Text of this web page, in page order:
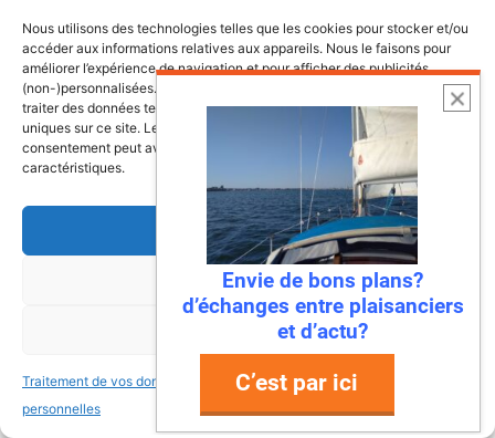
Nous utilisons des technologies telles que les cookies pour stocker et/ou
accéder aux informations relatives aux appareils. Nous le faisons pour
améliorer l’expérience de navigation et pour afficher des publicités
(non-)personnalisées. Consentir à ces technologies nous autorisera à
traiter des données telles que le comportement de navigation ou les ID
uniques sur ce site. Le fait de ne pas consentir ou de retirer son
consentement peut avoir un effet négatif sur certaines fonctonnalités et
caractéristiques.
Accepter
Refuser
Voir les préférences
Traitement de vos données
personnelles
Traitement de vos données
personnelles
Envie de fraicheur ? Larguez les
amarres direction la Normandie
Imaginez : des falaises vertigineuses qui
plongent dans une mer turquoise, des ports
Envie de bons plans?
d’échanges entre plaisanciers
et d’actu?
C’est par ici